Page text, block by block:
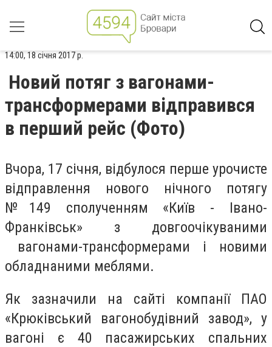
14:00, 18 січня 2017 р.
Новий потяг з вагонами-
трансформерами відправився
в перший рейс (Фото)
Вчора, 17 січня, відбулося перше урочисте
відправлення нового нічного потягу
№149 сполученням «Київ - Івано-
Франківськ» з довгоочікуваними
вагонами-трансформерами і новими
обладнаними меблями.
Як зазначили на сайті компанії ПАО
«Крюківський вагонобудівний завод», у
вагоні є 40 пасажирських спальних